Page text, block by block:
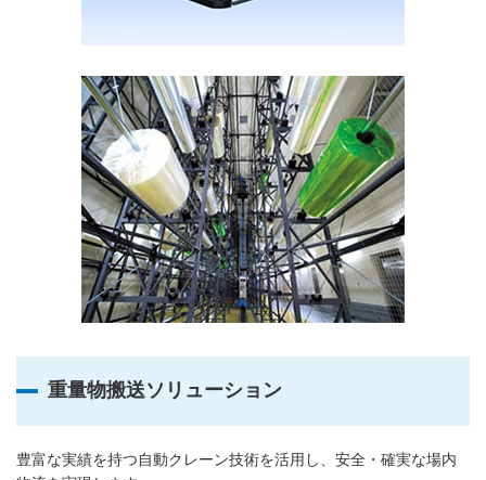
重量物搬送ソリューション
豊富な実績を持つ自動クレーン技術を活用し、安全・確実な場内